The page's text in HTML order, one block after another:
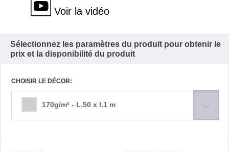
Voir la vidéo
Sélectionnez les paramètres du produit pour obtenir le
prix et la disponibilité du produit
CHOISIR LE DÉCOR:
170g/m² - L.50 x l.1 m